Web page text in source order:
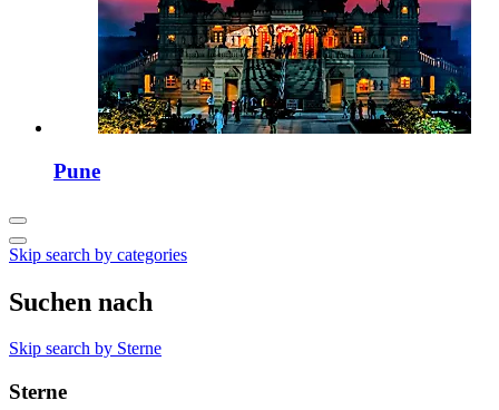
Pune
Skip search by categories
Suchen nach
Skip search by Sterne
Sterne